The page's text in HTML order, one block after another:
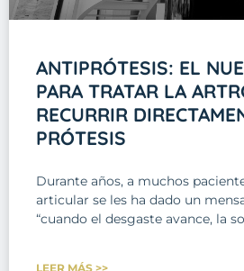
ANTIPRÓTESIS: EL
PARA TRATAR LA
RECURRIR
PRÓTESIS
Durante años, a muchos
articular se les ha dado un
“cuando el desgaste avance, la
LEER MÁS >>